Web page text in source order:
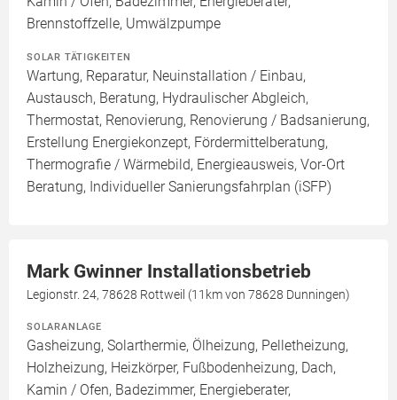
Brennstoffzelle, Umwälzpumpe
SOLAR TÄTIGKEITEN
Wartung, Reparatur, Neuinstallation / Einbau,
Austausch, Beratung, Hydraulischer Abgleich,
Thermostat, Renovierung, Renovierung / Badsanierung,
Erstellung Energiekonzept, Fördermittelberatung,
Thermografie / Wärmebild, Energieausweis, Vor-Ort
Beratung, Individueller Sanierungsfahrplan (iSFP)
Mark Gwinner Installationsbetrieb
Legionstr. 24, 78628 Rottweil (11km von 78628 Dunningen)
SOLARANLAGE
Gasheizung, Solarthermie, Ölheizung, Pelletheizung,
Holzheizung, Heizkörper, Fußbodenheizung, Dach,
Kamin / Ofen, Badezimmer, Energieberater,